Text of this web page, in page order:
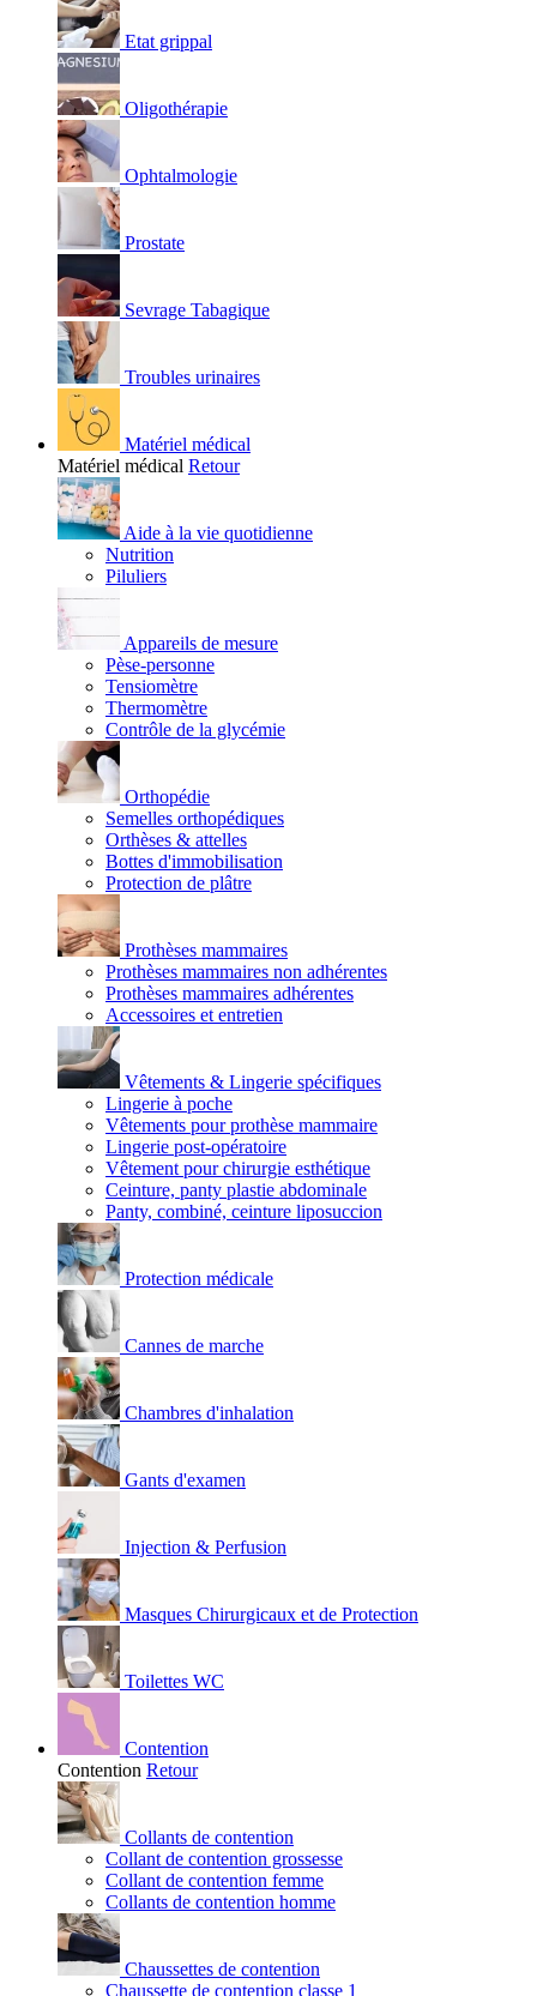
Etat grippal
Oligothérapie
Ophtalmologie
Prostate
Sevrage Tabagique
Troubles urinaires
Matériel médical
Matériel médical Retour
Aide à la vie quotidienne
Nutrition
Piluliers
Appareils de mesure
Pèse-personne
Tensiomètre
Thermomètre
Contrôle de la glycémie
Orthopédie
Semelles orthopédiques
Orthèses & attelles
Bottes d'immobilisation
Protection de plâtre
Prothèses mammaires
Prothèses mammaires non adhérentes
Prothèses mammaires adhérentes
Accessoires et entretien
Vêtements & Lingerie spécifiques
Lingerie à poche
Vêtements pour prothèse mammaire
Lingerie post-opératoire
Vêtement pour chirurgie esthétique
Ceinture, panty plastie abdominale
Panty, combiné, ceinture liposuccion
Protection médicale
Cannes de marche
Chambres d'inhalation
Gants d'examen
Injection & Perfusion
Masques Chirurgicaux et de Protection
Toilettes WC
Contention
Contention Retour
Collants de contention
Collant de contention grossesse
Collant de contention femme
Collants de contention homme
Chaussettes de contention
Chaussette de contention classe 1